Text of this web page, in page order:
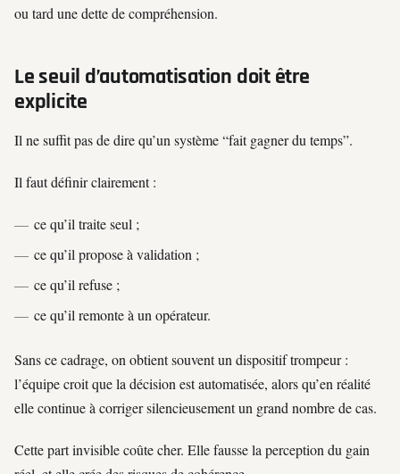
ou tard une dette de compréhension.
Le seuil d’automatisation doit être
explicite
Il ne suffit pas de dire qu’un système “fait gagner du temps”.
Il faut définir clairement :
ce qu’il traite seul ;
ce qu’il propose à validation ;
ce qu’il refuse ;
ce qu’il remonte à un opérateur.
Sans ce cadrage, on obtient souvent un dispositif trompeur :
l’équipe croit que la décision est automatisée, alors qu’en réalité
elle continue à corriger silencieusement un grand nombre de cas.
Cette part invisible coûte cher. Elle fausse la perception du gain